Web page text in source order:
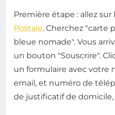
Première étape : allez sur
Postale. Cherchez "carte
bleue nomade". Vous
un bouton "Souscrire".
un formulaire avec votre
email, et numéro de
de justificatif de domicile,